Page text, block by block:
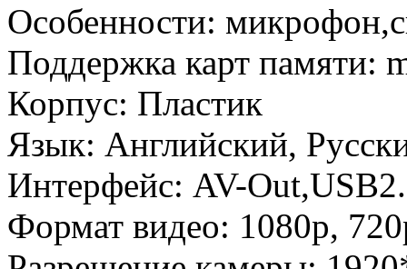
Особенности:
Поддержка карт памяти:
Корпус: Пластик
Язык: Английский,
Интерфейс: AV-
Формат видео: 1080p,